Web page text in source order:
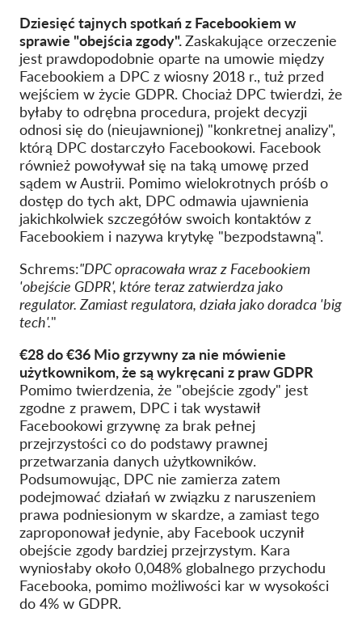
Dziesięć tajnych spotkań z Facebookiem w
sprawie "obejścia zgody".Zaskakujące orzeczenie
jest prawdopodobnie oparte na umowie między
Facebookiem a DPC z wiosny 2018 r., tuż przed
wejściem w życie GDPR. Chociaż DPC twierdzi, że
byłaby to odrębna procedura, projekt decyzji
odnosi się do (nieujawnionej) "konkretnej analizy",
którą DPC dostarczyło Facebookowi. Facebook
również powoływał się na taką umowę przed
sądem w Austrii. Pomimo wielokrotnych próśb o
dostęp do tych akt, DPC odmawia ujawnienia
jakichkolwiek szczegółów swoich kontaktów z
Facebookiem i nazywa krytykę "bezpodstawną".
Schrems:"DPC opracowała wraz z Facebookiem
'obejście GDPR', które teraz zatwierdza jako
regulator. Zamiast regulatora, działa jako doradca 'big
tech'."
€28 do €36 Mio grzywny za nie mówienie
użytkownikom, że są wykręcani z praw GDPR
Pomimo twierdzenia, że "obejście zgody" jest
zgodne z prawem, DPC i tak wystawił
Facebookowi grzywnę za brak pełnej
przejrzystości co do podstawy prawnej
przetwarzania danych użytkowników.
Podsumowując, DPC nie zamierza zatem
podejmować działań w związku z naruszeniem
prawa podniesionym w skardze, a zamiast tego
zaproponował jedynie, aby Facebook uczynił
obejście zgody bardziej przejrzystym. Kara
wyniosłaby około 0,048% globalnego przychodu
Facebooka, pomimo możliwości kar w wysokości
do 4% w GDPR.